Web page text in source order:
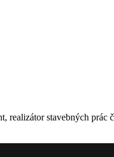
stavebných